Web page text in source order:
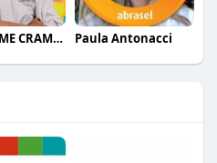
GUILHERME CRAMER BALLE Paula Antonacci